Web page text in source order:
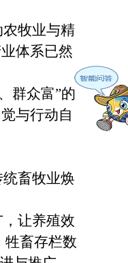
牧业与精
体系已然
群众富”的
与行动自
畜牧业焕
让养殖效
牲畜存栏数